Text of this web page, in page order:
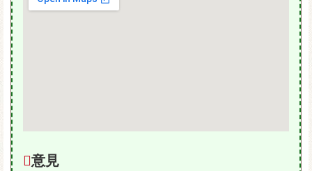
意見